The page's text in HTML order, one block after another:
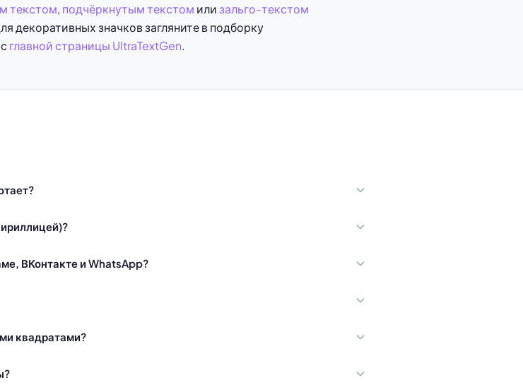
текстом, подчёркнутым текстом или зальго-текстом
декоративных значков загляните в подборку
главной страницы UltraTextGen.
ВКонтакте и WhatsApp?
квадратами?